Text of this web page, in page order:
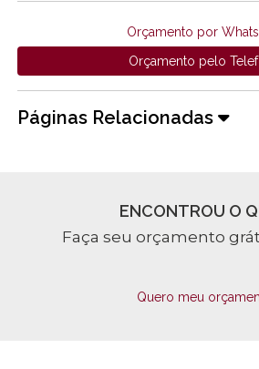
Orçamento por
Orçamento pelo
Páginas Relacionadas
ENCONTROU O
Faça seu orçamento
Quero meu